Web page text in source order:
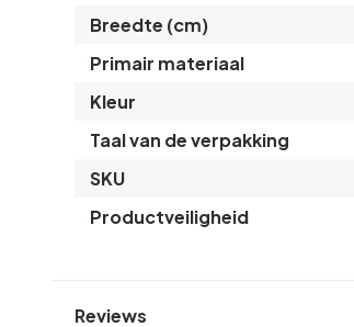
Breedte (cm)
Primair materiaal
Kleur
Taal van de verpakking
SKU
Productveiligheid
Reviews